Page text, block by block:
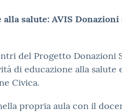
alla salute: AVIS Donazioni
del Progetto Donazioni
di educazione alla salute
Civica.
propria aula con il